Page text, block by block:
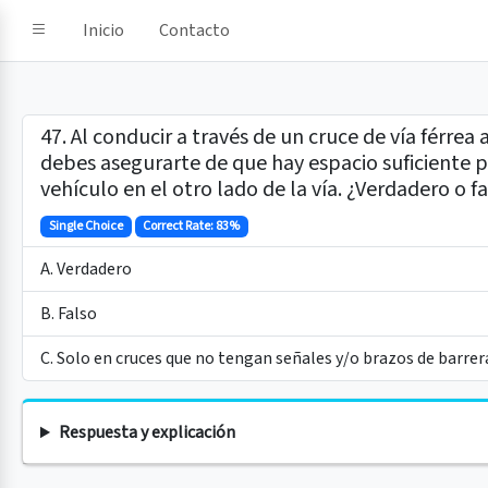
Inicio Contacto
IA
47. Al conducir a través de un cruce de vía férrea
debes asegurarte de que hay espacio suficiente
vehículo en el otro lado de la vía. ¿Verdadero o
Single Choice Correct Rate: 83%
A. Verdadero
B. Falso
C. Solo en cruces que no tengan señales y/o brazos de
Respuesta y explicación